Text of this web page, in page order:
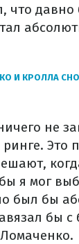
что давно
И КРОЛЛА
не
Это
я мог
был бы
бы с